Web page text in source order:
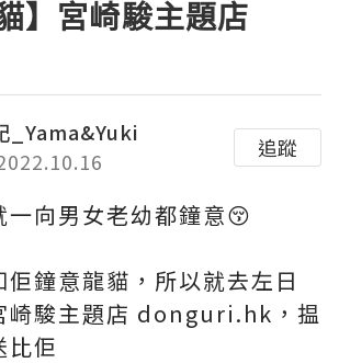
】宮崎駿主題店
_Yama&Yuki
追蹤
一向男女老幼都鐘意😚
鐘意龍貓，所以就去左日
駿主題店 donguri.hk ，揾
比佢